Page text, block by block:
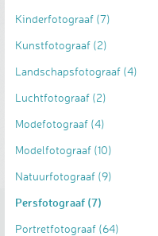
Kinderfotograaf(7)
Kunstfotograaf(2)
Landschapsfotograaf(4)
Luchtfotograaf(2)
Modefotograaf(4)
Modelfotograaf(10)
Natuurfotograaf(9)
Persfotograaf(7)
Portretfotograaf(64)